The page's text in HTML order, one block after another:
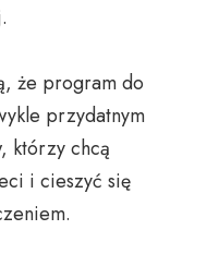
że program do
przydatnym
którzy chcą
i cieszyć się